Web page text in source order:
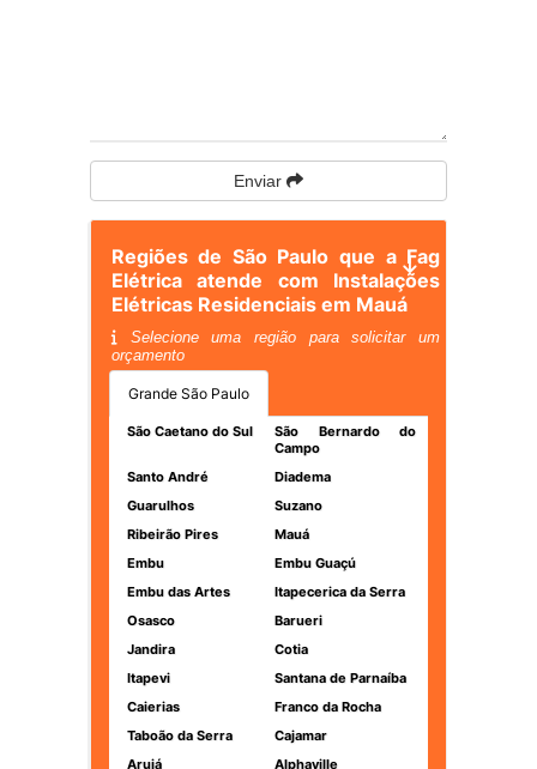
Enviar
Regiões de São Paulo que a Fag
Elétrica atende com Instalações
Elétricas Residenciais em Mauá
Selecione uma região para solicitar um
orçamento
Grande São Paulo
São Caetano do Sul
São Bernardo do
Campo
Santo André
Diadema
Guarulhos
Suzano
Ribeirão Pires
Mauá
Embu
Embu Guaçú
Embu das Artes
Itapecerica da Serra
Osasco
Barueri
Jandira
Cotia
Itapevi
Santana de Parnaíba
Caierias
Franco da Rocha
Taboão da Serra
Cajamar
Arujá
Alphaville